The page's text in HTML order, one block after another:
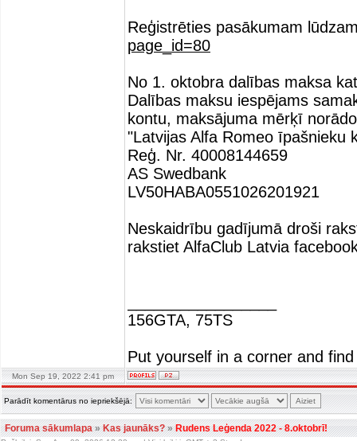
Reģistrēties pasākumam
page_id=80
No 1. oktobra dalības maksa
Dalības maksu iespējams
kontu, maksājuma mērķī
"Latvijas Alfa Romeo īpašnieku
Reģ. Nr. 40008144659
AS Swedbank
LV50HABA0551026201921
Neskaidrību gadījumā droši
rakstiet AlfaClub Latvia
156GTA, 75TS
Put yourself in a corner and
Mon Sep 19, 2022 2:41 pm
Parādīt komentārus no iepriekšējā:
Foruma sākumlapa»Kas jaunāks?»Rudens Leģenda 2022 - 8.oktobrī!